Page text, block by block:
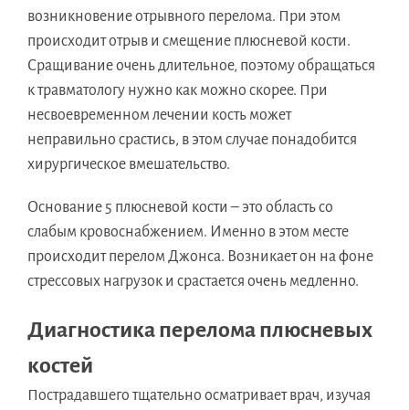
возникновение отрывного перелома. При этом
происходит отрыв и смещение плюсневой кости.
Сращивание очень длительное, поэтому обращаться
к травматологу нужно как можно скорее. При
несвоевременном лечении кость может
неправильно срастись, в этом случае понадобится
хирургическое вмешательство.
Основание 5 плюсневой кости – это область со
слабым кровоснабжением. Именно в этом месте
происходит перелом Джонса. Возникает он на фоне
стрессовых нагрузок и срастается очень медленно.
Диагностика перелома плюсневых
костей
Пострадавшего тщательно осматривает врач, изучая